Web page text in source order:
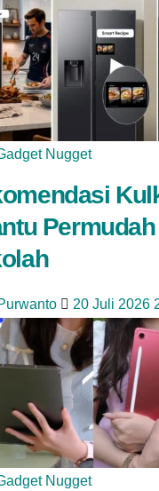
Nugget
20 Juli 2026
Nugget